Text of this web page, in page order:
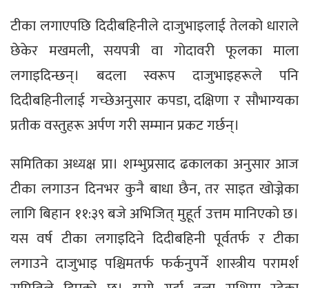
टीका लगाएपछि दिदीबहिनीले दाजुभाइलाई तेलको धाराले
छेकेर मखमली, सयपत्री वा गोदावरी फूलका माला
लगाइदिन्छन्। बदला स्वरूप दाजुभाइहरूले पनि
दिदीबहिनीलाई गच्छेअनुसार कपडा, दक्षिणा र सौभाग्यका
प्रतीक वस्तुहरू अर्पण गरी सम्मान प्रकट गर्छन्।
समितिका अध्यक्ष प्रा। शम्भुप्रसाद ढकालका अनुसार आज
टीका लगाउन दिनभर कुनै बाधा छैन, तर साइत खोज्नेका
लागि बिहान ११:३९ बजे अभिजित् मुहूर्त उत्तम मानिएको छ।
यस वर्ष टीका लगाइदिने दिदीबहिनी पूर्वतर्फ र टीका
लगाउने दाजुभाइ पश्चिमतर्फ फर्कनुपर्ने शास्त्रीय परामर्श